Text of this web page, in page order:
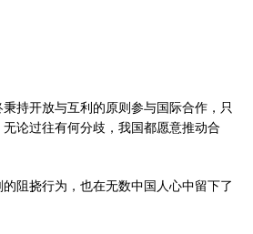
持开放与互利的原则参与国际合作，只
论过往有何分歧，我国都愿意推动合
阻挠行为，也在无数中国人心中留下了